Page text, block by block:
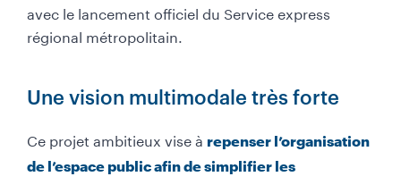
avec le lancement officiel du Service express
régional métropolitain.
Une vision multimodale très forte
Ce projet ambitieux vise à repenser l’organisation
de l’espace public afin de simplifier les